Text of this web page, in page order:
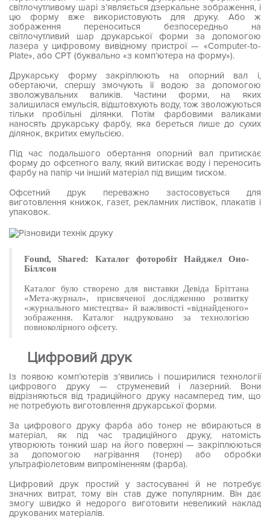
світлочутливому шарі з’являється дзеркальне зображен­ня, і
цю форму вже використовують для друку. Або ж
зображення переноситься безпосередньо на
світлочутливий шар друкарської форми за допомогою
лазера у цифровому вивідному пристрої — «Computer-to-
Plate», або CPT (буквально «з комп’ютера на форму»).
Друкарську форму закріплюють на опорний вал і,
обертаючи, спер­шу змочують її водою за допомогою
зволожувальних валиків. Частини форми, на яких
залишилася емульсія, відштовхують воду, тож зволожуються
тільки пробільні ділянки. Потім фарбовими валика­ми
наносять друкарську фарбу, яка береться лише до сухих
діля­нок, вкритих емульсією.
Під час подальшого обертання опорний вал притискає
форму до офсетного валу, який витискає воду і переносить
фарбу на папір чи інший матеріал під вищим тиском.
Офсетний друк переважно застосовується для
виготовлення кни­жок, газет, рекламних листівок, плакатів і
упаковок.
Found, Shared: Каталог фоторобіт Найджел Оно-
Біллсон
Каталог було створено для виставки Девіда Бріттана
«Мета-журнал», присвяченої дослідженню розвитку
«журнального мистецтва» й важливості «віднайденого»
зображення. Каталог надруковано за технологією
повноколірного офсету.
Цифровий друк
Із появою комп’ютерів з’явились і поширилися технології
цифрового друку — струменевий і лазерний. Вони
відрізняються від традицій­ного друку насамперед тим, що
не потребують виготовлення дру­карської форми.
За цифрового друку фарба або тонер не вбираються в
матеріал, як під час традиційного друку, натомість
утворюють тонкий шар на його поверхні — закріплюються
за допомогою нагрівання (тонер) або обробки
ультрафіолетовим випроміненням (фарба).
Цифровий друк простий у застосуванні й не потребує
значних ви­трат, тому він став дуже популярним. Він дає
змогу швидко й недо­рого виготовити невеликий наклад
друкованих матеріалів.